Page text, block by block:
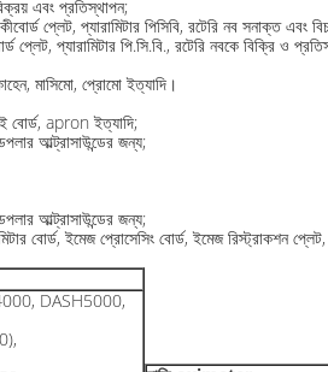
এবং প্রতিস্থাপন;
প্লেট, প্যারামিটার পিসিবি, রটেরি নব সনাক্ত এবং
প্লেট, প্যারামিটার পি.সি.বি., রটেরি নবকে বিক্রি ও
মাসিমো, প্রোমো ইত্যাদি।
বোর্ড, apron ইত্যাদি;
আল্ট্রাসাউন্ডের জন্য;
আল্ট্রাসাউন্ডের জন্য;
ইমেজ প্রোসেসিং বোর্ড, ইমেজ রিস্ট্রাকশন প্লেট,
DASH5000,